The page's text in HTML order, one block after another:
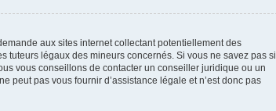
aux sites internet collectant potentiellement des
tuteurs légaux des mineurs concernés. Si vous ne savez pas si
vous conseillons de contacter un conseiller juridique ou un
peut pas vous fournir d’assistance légale et n’est donc pas